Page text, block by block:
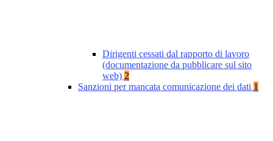
Dirigenti cessati dal rapporto di lavoro
(documentazione da pubblicare sul sito
web) 2
Sanzioni per mancata comunicazione dei dati 1